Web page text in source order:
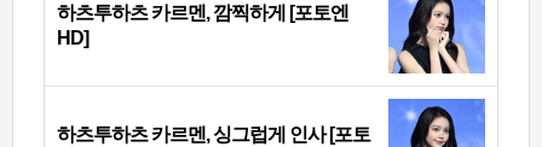
하츠투하츠 카르멘, 깜찍하게 [포토엔
HD]
하츠투하츠 카르멘, 싱그럽게 인사 [포토